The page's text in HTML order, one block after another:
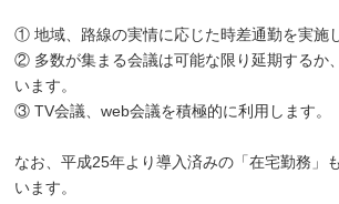
① 地域、路線の実情に応じた時差通勤を実施
② 多数が集まる会議は可能な限り延期するか
います。
③ TV会議、web会議を積極的に利用します。
なお、平成25年より導入済みの「在宅勤務」
います。